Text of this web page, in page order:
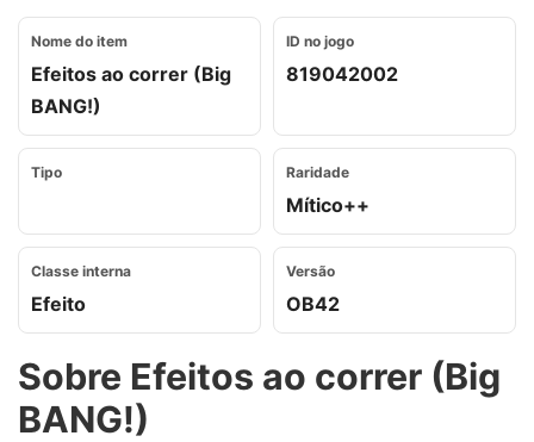
Nome do item
Efeitos ao correr (Big
BANG!)
ID no jogo
819042002
Tipo Raridade
Mítico++
Classe interna
Efeito
Versão
OB42
Sobre Efeitos ao correr (Big
BANG!)